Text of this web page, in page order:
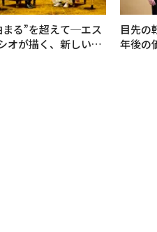
まる”を超えて─エス
オが描く、新しい日
目先の
年後の